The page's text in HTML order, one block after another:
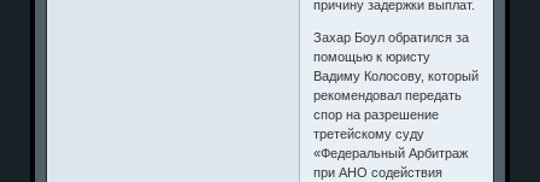
причину задержки выплат.
Захар Боул обратился за
помощью к юристу
Вадиму Колосову, который
рекомендовал передать
спор на разрешение
третейскому суду
«Федеральный Арбитраж
при АНО содействия